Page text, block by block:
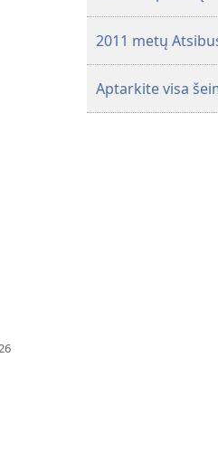
2011 metų
Aptarkite visa